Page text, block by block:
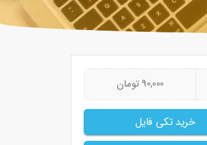
90,000 تومان
خرید تکی فایل